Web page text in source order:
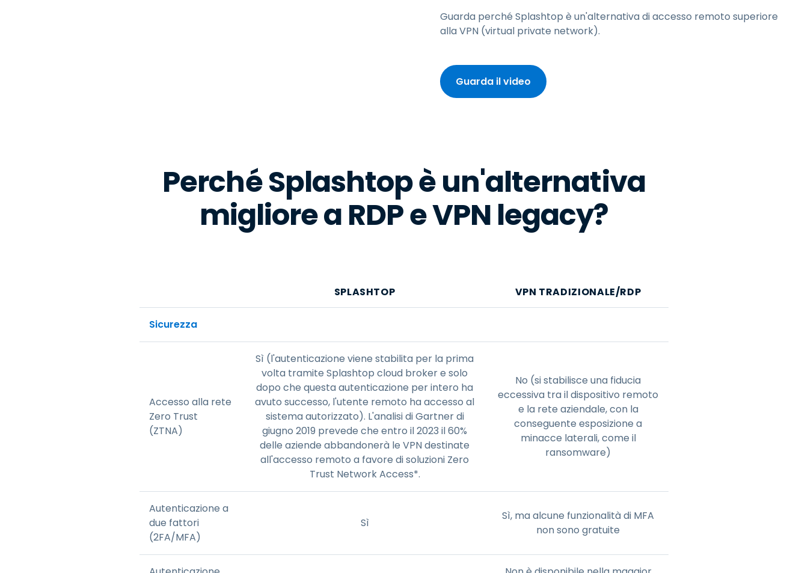
Guarda perché Splashtop è un'alternativa di accesso remoto superiore
alla VPN (virtual private network).
Guarda il video
Perché Splashtop è un'alternativa
migliore a RDP e VPN legacy?
SPLASHTOP VPN TRADIZIONALE/RDP
Sicurezza
Accesso alla rete
Zero Trust
(ZTNA)
Sì (l'autenticazione viene stabilita per la prima
volta tramite Splashtop cloud broker e solo
dopo che questa autenticazione per intero ha
avuto successo, l'utente remoto ha accesso al
sistema autorizzato). L'analisi di Gartner di
giugno 2019 prevede che entro il 2023 il 60%
delle aziende abbandonerà le VPN destinate
all'accesso remoto a favore di soluzioni Zero
Trust Network Access*.
No (si stabilisce una fiducia
eccessiva tra il dispositivo remoto
e la rete aziendale, con la
conseguente esposizione a
minacce laterali, come il
ransomware)
Autenticazione a
due fattori
(2FA/MFA)
Sì
Sì, ma alcune funzionalità di MFA
non sono gratuite